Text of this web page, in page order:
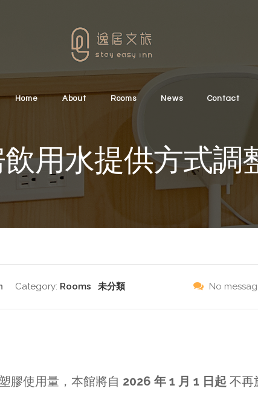
Home About Rooms News Contact
用水提供方式調
Category: Rooms 未分類 No
膠使用量，本館將自 2026 年 1 月 1 日起 不再